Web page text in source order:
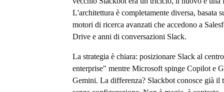
L'architettura è completamente diversa, basata
motori di ricerca avanzati che accedono a
Drive e anni di conversazioni Slack.
La strategia è chiara: posizionare Slack al
enterprise" mentre Microsoft spinge Copilot e
Gemini. La differenza? Slackbot conosce già il